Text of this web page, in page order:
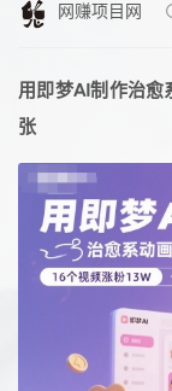
网赚项目网
用即梦AI制作治愈
张